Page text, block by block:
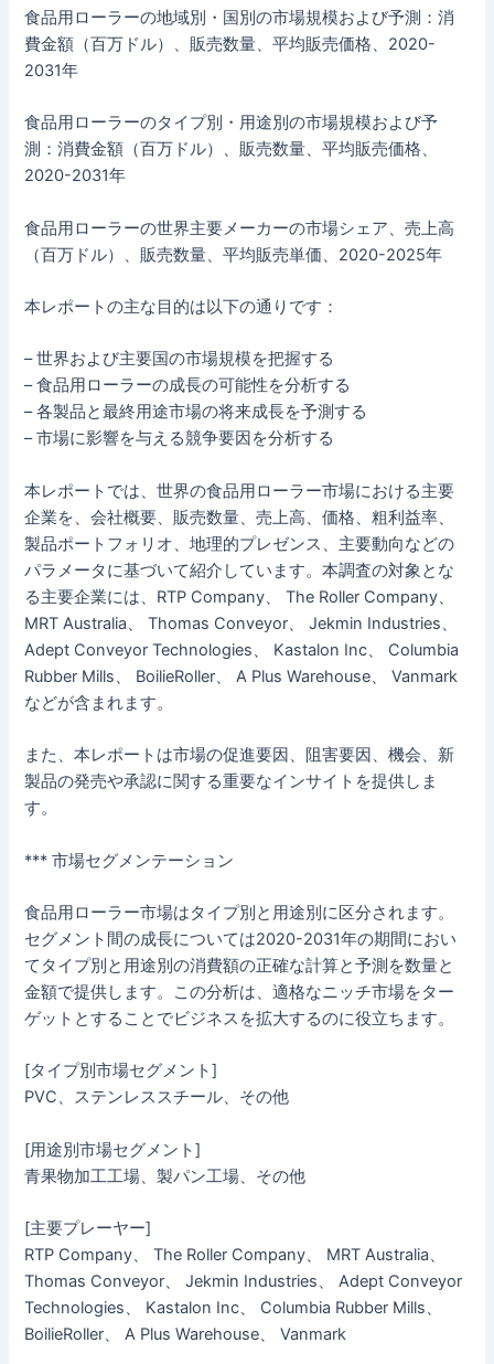
食品用ローラーの地域別・国別の市場規模および予測：消
費金額（百万ドル）、販売数量、平均販売価格、2020-
2031年
食品用ローラーのタイプ別・用途別の市場規模および予
測：消費金額（百万ドル）、販売数量、平均販売価格、
2020-2031年
食品用ローラーの世界主要メーカーの市場シェア、売上高
（百万ドル）、販売数量、平均販売単価、2020-2025年
本レポートの主な目的は以下の通りです：
– 世界および主要国の市場規模を把握する
– 食品用ローラーの成長の可能性を分析する
– 各製品と最終用途市場の将来成長を予測する
– 市場に影響を与える競争要因を分析する
本レポートでは、世界の食品用ローラー市場における主要
企業を、会社概要、販売数量、売上高、価格、粗利益率、
製品ポートフォリオ、地理的プレゼンス、主要動向などの
パラメータに基づいて紹介しています。本調査の対象とな
る主要企業には、RTP Company、 The Roller Company、
MRT Australia、 Thomas Conveyor、 Jekmin Industries、
Adept Conveyor Technologies、 Kastalon Inc、 Columbia
Rubber Mills、 BoilieRoller、 A Plus Warehouse、 Vanmark
などが含まれます。
また、本レポートは市場の促進要因、阻害要因、機会、新
製品の発売や承認に関する重要なインサイトを提供しま
す。
*** 市場セグメンテーション
食品用ローラー市場はタイプ別と用途別に区分されます。
セグメント間の成長については2020-2031年の期間におい
てタイプ別と用途別の消費額の正確な計算と予測を数量と
金額で提供します。この分析は、適格なニッチ市場をター
ゲットとすることでビジネスを拡大するのに役立ちます。
[タイプ別市場セグメント]
PVC、ステンレススチール、その他
[用途別市場セグメント]
青果物加工工場、製パン工場、その他
[主要プレーヤー]
RTP Company、 The Roller Company、 MRT Australia、
Thomas Conveyor、 Jekmin Industries、 Adept Conveyor
Technologies、 Kastalon Inc、 Columbia Rubber Mills、
BoilieRoller、 A Plus Warehouse、 Vanmark